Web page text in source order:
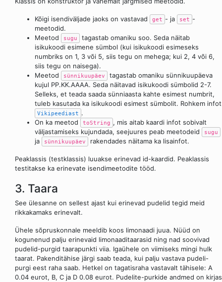
Kõigi isendiväljade jaoks on vastavad get - ja set -
meetodid.
Meetod
sugu
tagastab omaniku soo. Seda näitab
isikukoodi esimene sümbol (kui isikukoodi esimeseks
numbriks on 1, 3 või 5, siis tegu on mehega; kui 2, 4 või 6,
siis tegu on naisega).
Meetod
sünnikuupäev
tagastab omaniku sünnikuupäeva
kujul PP.KK.AAAA. Seda näitavad isikukoodi sümbolid 2-7.
Selleks, et teada saada sünniaasta kahte esimest numbrit,
tuleb kasutada ka isikukoodi esimest sümbolit. Rohkem infot
Vikipeediast .
On ka meetod
toString , mis aitab kaardi infot sobivalt
väljastamiseks kujundada, seejuures peab meetodeid
sugu
ja sünnikuupäev rakendades näitama ka lisainfot.
Peaklassis (testklassis) luuakse erinevad id-kaardid. Peaklassis
testitakse ka erinevate isendimeetodite tööd.
3. Taara
See ülesanne on sellest ajast kui erinevad pudelid tegid meid
rikkakamaks erinevalt.
Ühele sõpruskonnale meeldib koos limonaadi juua. Nüüd on
kogunenud palju erinevaid limonaaditaarasid ning nad soovivad
pudelid-purgid taarapunkti viia. Igaühele on viimiseks mingi hulk
taarat. Pakenditähise järgi saab teada, kui palju vastava pudeli-
purgi eest raha saab. Hetkel on tagatisraha vastavalt tähisele: A
0.04 eurot, B, C ja D 0.08 eurot. Pudelite-purkide andmed on kirjas